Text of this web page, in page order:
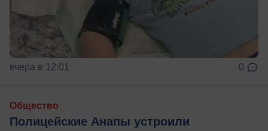
вчера в 12:01 0
Общество
Полицейские Анапы устроили